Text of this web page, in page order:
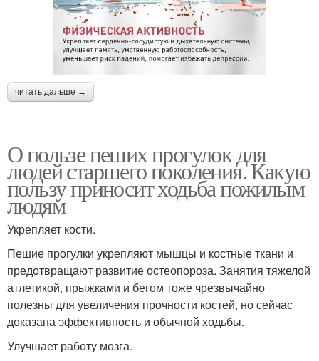
читать дальше →
О пользе пеших прогулок для
людей старшего поколения. Какую
пользу приносит ходьба пожилым
людям
Укрепляет кости.
Пешие прогулки укрепляют мышцы и костные ткани и
предотвращают развитие остеопороза. Занятия тяжелой
атлетикой, прыжками и бегом тоже чрезвычайно
полезны для увеличения прочности костей, но сейчас
доказана эффективность и обычной ходьбы.
Улучшает работу мозга.